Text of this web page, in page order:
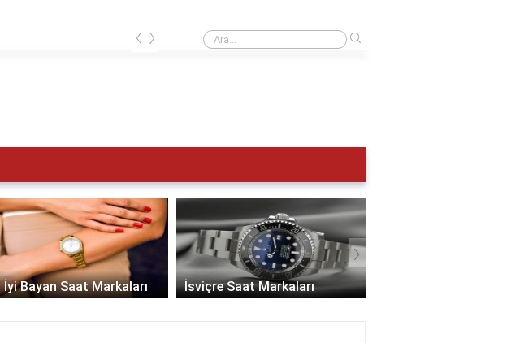
UTC 0 Türkiye saat kaç?
‹ ›
İyi Bayan Saat Markaları İsviçre Saat Markaları
›